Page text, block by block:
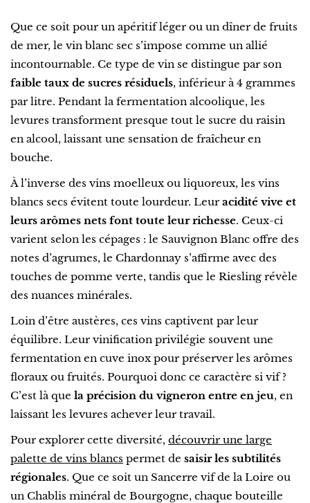
Que ce soit pour un apéritif léger ou un dîner de fruits
de mer, le vin blanc sec s’impose comme un allié
incontournable. Ce type de vin se distingue par son
faible taux de sucres résiduels, inférieur à 4 grammes
par litre. Pendant la fermentation alcoolique, les
levures transforment presque tout le sucre du raisin
en alcool, laissant une sensation de fraîcheur en
bouche.
À l’inverse des vins moelleux ou liquoreux, les vins
blancs secs évitent toute lourdeur. Leur acidité vive et
leurs arômes nets font toute leur richesse. Ceux-ci
varient selon les cépages : le Sauvignon Blanc offre des
notes d’agrumes, le Chardonnay s’affirme avec des
touches de pomme verte, tandis que le Riesling révèle
des nuances minérales.
Loin d’être austères, ces vins captivent par leur
équilibre. Leur vinification privilégie souvent une
fermentation en cuve inox pour préserver les arômes
floraux ou fruités. Pourquoi donc ce caractère si vif ?
C’est là que la précision du vigneron entre en jeu, en
laissant les levures achever leur travail.
Pour explorer cette diversité, découvrir une large
palette de vins blancs permet de saisir les subtilités
régionales. Que ce soit un Sancerre vif de la Loire ou
un Chablis minéral de Bourgogne, chaque bouteille